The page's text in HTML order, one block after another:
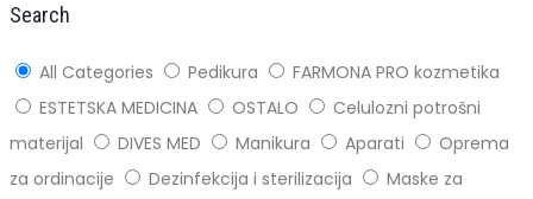
Search
All Categories Pedikura
FARMONA PRO kozmetika
ESTETSKA MEDICINA
OSTALO
Celulozni potrošni
materijal
DIVES MED Manikura Aparati
Oprema
za ordinacije
Dezinfekcija i sterilizacija
Maske za